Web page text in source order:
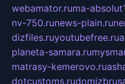
webamator.ruma-
nv-750.runews-plain.ru
dizfiles.ruyoutubefree.ru
planeta-samara.ru
matrasy-kemerovo.ru
dotcustoms.ru